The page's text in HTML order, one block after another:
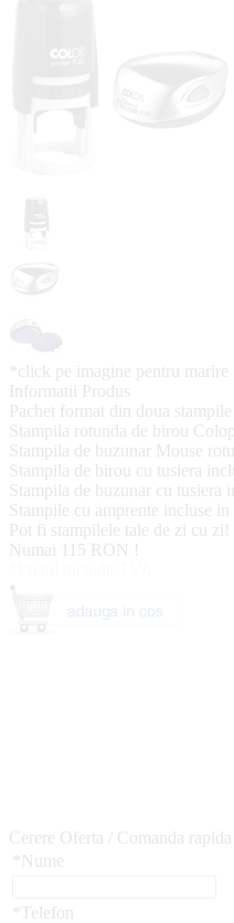
*click pe imagine pentru marire
Informatii Produs
Pachet format din doua
Stampila rotunda de birou
Stampila de buzunar Mouse
Stampila de birou cu tusiera
Stampila de buzunar cu tusiera
Stampile cu amprente incluse in
Pot fi stampilele tale de zi cu zi!
Numai 115 RON !
Cerere Oferta / Comanda rapida
*Nume
*Telefon